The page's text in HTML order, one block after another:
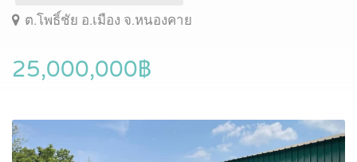
ต.โพธิ์ชัย อ.เมือง จ.หนองคาย
25,000,000฿